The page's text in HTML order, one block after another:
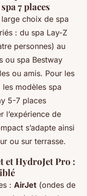
7 places
choix de spa
: du spa Lay-Z
personnes) au
ou spa Bestway
ou amis. Pour les
modèles spa
5-7 places
l’expérience de
s’adapte ainsi
ou sur terrasse.
et HydroJet Pro :
: AirJet (ondes de